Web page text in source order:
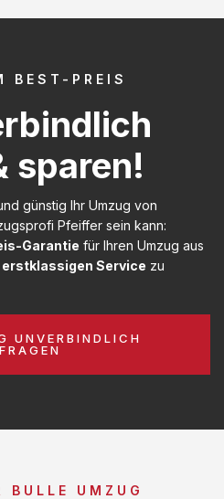
BEST-PREIS
sparen!
günstig Ihr Umzug von
Pfeiffer sein kann:
Garantie für Ihren Umzug aus
erstklassigen Service zu
UNVERBINDLICH
BULLE UMZUG